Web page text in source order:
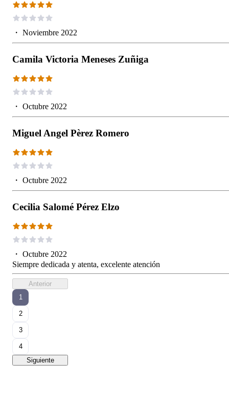
・ Noviembre 2022
Camila Victoria Meneses Zuñiga
・ Octubre 2022
Miguel Angel Pèrez Romero
・ Octubre 2022
Cecilia Salomé Pérez Elzo
・ Octubre 2022
Siempre dedicada y atenta, excelente atención
Anterior
1
2
3
4
Siguiente